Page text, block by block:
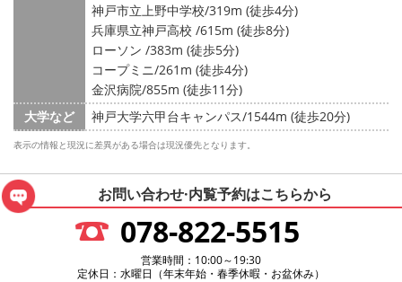
神戸市立上野中学校/319m (徒歩4分)
兵庫県立神戸高校 /615m (徒歩8分)
ローソン /383m (徒歩5分)
コープミニ/261m (徒歩4分)
金沢病院/855m (徒歩11分)
大学など
神戸大学六甲台キャンパス/1544m (徒歩20分)
表示の情報と現況に差異がある場合は現況優先となります。
お問い合わせ·内覧予約はこちらから
078-822-5515
営業時間：10:00～19:30
定休日：水曜日（年末年始・春季休暇・お盆休み）